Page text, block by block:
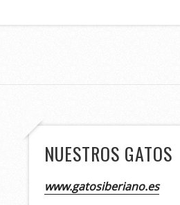
NUESTROS GATOS
www.gatosiberiano.es